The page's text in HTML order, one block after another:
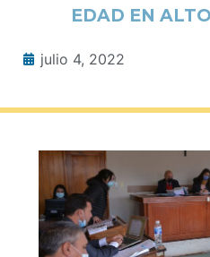
EDAD EN
julio 4, 2022